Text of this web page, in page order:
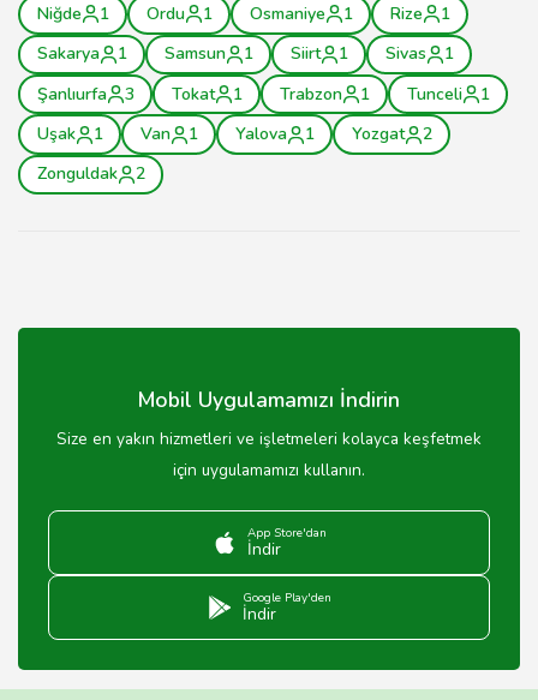
Niğde
1 Ordu 1 Osmaniye 1 Rize
1
Sakarya
1 Samsun 1 Siirt 1 Sivas
1
Şanlıurfa
3 Tokat 1 Trabzon 1 Tunceli
1
Uşak
1 Van 1 Yalova 1 Yozgat
2
Zonguldak
2
Mobil Uygulamamızı İndirin
Size en yakın hizmetleri ve işletmeleri kolayca keşfetmek
için uygulamamızı kullanın.
App Store'dan
İndir
Google Play'den
İndir